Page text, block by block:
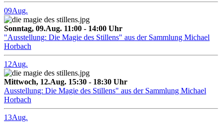
09Aug.
Sonntag, 09.Aug. 11:00 - 14:00 Uhr
"Ausstellung: Die Magie des Stillens" aus der Sammlung Michael
Horbach
12Aug.
Mittwoch, 12.Aug. 15:30 - 18:30 Uhr
Ausstellung: Die Magie des Stillens" aus der Sammlung Michael
Horbach
13Aug.